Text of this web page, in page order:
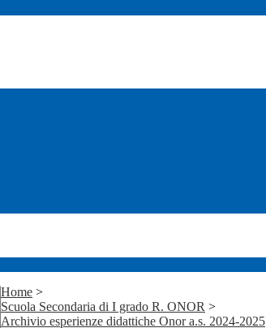
Home >
Scuola Secondaria di I grado R. ONOR >
Archivio esperienze didattiche Onor a.s. 2024-2025